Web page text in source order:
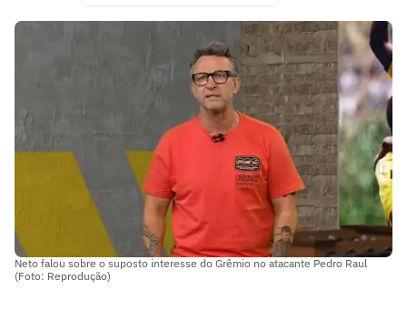
Neto falou sobre o suposto interesse do Grêmio no atacante Pedro Raul
(Foto: Reprodução)